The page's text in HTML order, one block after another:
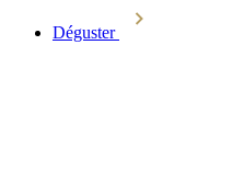
Déguster